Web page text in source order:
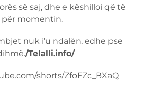
së saj, dhe e këshilloi që të
për momentin.
nuk i’u ndalën, edhe pse
/Telalli.info/
shorts/ZfoFZc_BXaQ